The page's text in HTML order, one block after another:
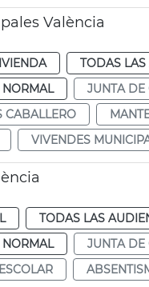
València
TODAS
NORMAL
JUNTA DE
CABALLERO
VIVENDES
TODAS LAS
NORMAL
JUNTA DE